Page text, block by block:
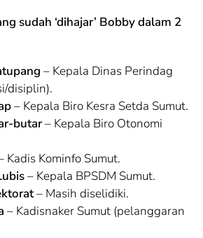
sudah ‘dihajar’ Bobby dalam 2
– Kepala Dinas Perindag
disiplin).
– Kepala Biro Kesra Setda Sumut.
butar– Kepala Biro Otonomi
Kadis Kominfo Sumut.
– Kepala BPSDM Sumut.
– Masih diselidiki.
– Kadisnaker Sumut (pelanggaran